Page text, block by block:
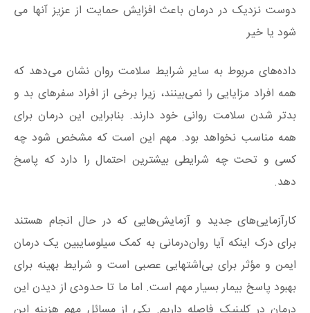
دوست نزدیک در درمان باعث افزایش حمایت از عزیز آنها می
شود یا خیر
داده‌های مربوط به سایر شرایط سلامت روان نشان می‌دهد که
همه افراد مزایایی را نمی‌بینند، زیرا برخی از افراد سفرهای بد و
بدتر شدن سلامت روانی خود دارند. بنابراین این درمان برای
همه مناسب نخواهد بود. مهم این است که مشخص شود چه
کسی و تحت چه شرایطی بیشترین احتمال را دارد که پاسخ
دهد.
کارآزمایی‌های جدید و آزمایش‌هایی که در حال انجام هستند
برای درک اینکه آیا روان‌درمانی به کمک سیلوسایبین یک درمان
ایمن و مؤثر برای بی‌اشتهایی عصبی است و شرایط بهینه برای
بهبود پاسخ بیمار بسیار مهم است. اما ما تا حدودی از دیدن این